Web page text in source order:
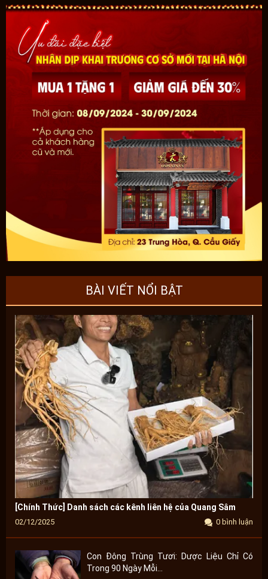
BÀI VIẾT NỔI BẬT
[Chính Thức] Danh sách các kênh liên hệ của Quang Sâm
02/12/2025 0 bình luận
Con Đông Trùng Tươi: Dược Liệu Chỉ Có
Trong 90 Ngày Mỗi...